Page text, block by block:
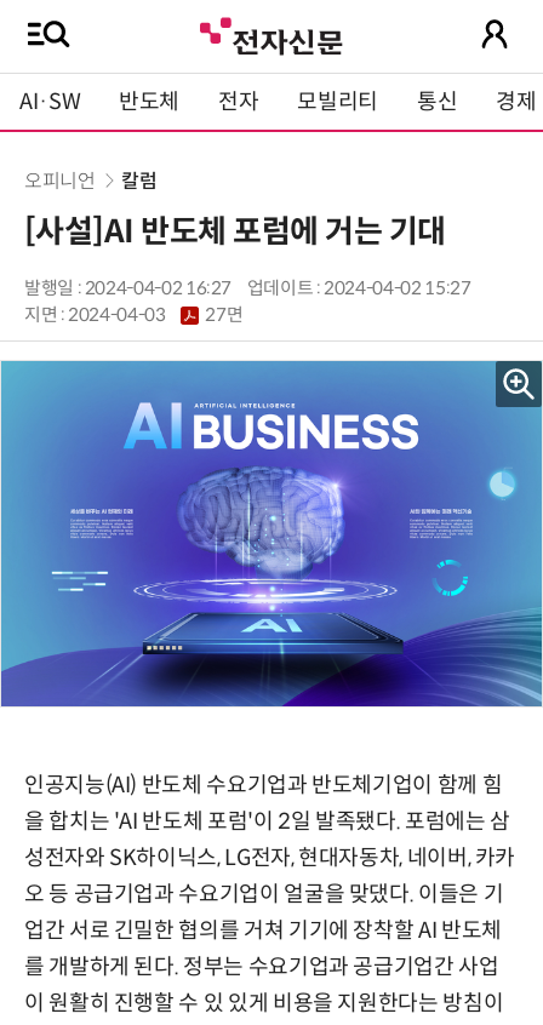
AI·SW 반도체 전자 모빌리티 통신 경제
오피니언 칼럼
[사설]AI 반도체 포럼에 거는 기대
발행일 : 2024-04-02 16:27
업데이트 : 2024-04-02 15:27
지면 :2024-04-03 27면
인공지능(AI) 반도체 수요기업과 반도체기업이 함께 힘
을 합치는 'AI 반도체 포럼'이 2일 발족됐다. 포럼에는 삼
성전자와 SK하이닉스, LG전자, 현대자동차, 네이버, 카카
오 등 공급기업과 수요기업이 얼굴을 맞댔다. 이들은 기
업간 서로 긴밀한 협의를 거쳐 기기에 장착할 AI 반도체
를 개발하게 된다. 정부는 수요기업과 공급기업간 사업
이 원활히 진행할 수 있 있게 비용을 지원한다는 방침이